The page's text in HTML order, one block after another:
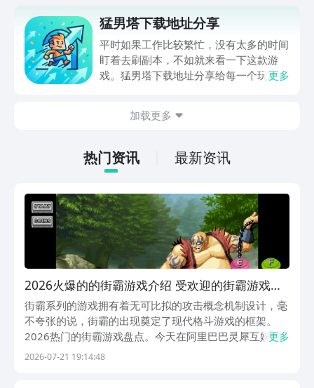
接就可以下载。游戏的上手门槛还是比较
低的，一只手就可以操控，很适合用来去
打发无聊的时间，可玩性真的比较高。
猛男塔下载地址分享
平时如果工作比较繁忙，没有太多的时间
盯着去刷副本，不如就来看一下这款游
戏。猛男塔下载地址分享给每一个玩家，
空余的时间就可以慢慢的养成角色，就很
一下。
更多
加载更多
热门资讯 最新资讯
2026火爆的的街霸游戏介绍 受欢迎的街霸游戏有
哪几款
街霸系列的游戏拥有着无可比拟的攻击概念机制设计，毫
不夸张的说，街霸的出现奠定了现代格斗游戏的框架。
2026热门的街霸游戏盘点。今天在阿里巴巴灵犀互娱旗
下的九游平台，挑选几款热血的街霸手游，九游是游戏圈
更多
2026-07-21 19:14:48